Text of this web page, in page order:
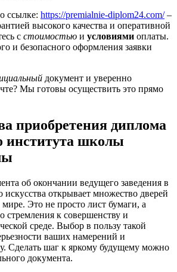
ссылке: https://premialnie-diplom24.com/–
высокого качества и оперативной
с стоимостью и условиями оплаты.
и безопасного оформления заявки
документ и уверенно
Мы готовы осуществить это прямо
приобретения диплома
института школы
об окончании ведущего заведения в
искусства открывает множество дверей
Это не просто лист бумаги, а
стремления к совершенству и
среде. Выбор в пользу такой
ваших намерений и
Сделать шаг к яркому будущему можно
документа.